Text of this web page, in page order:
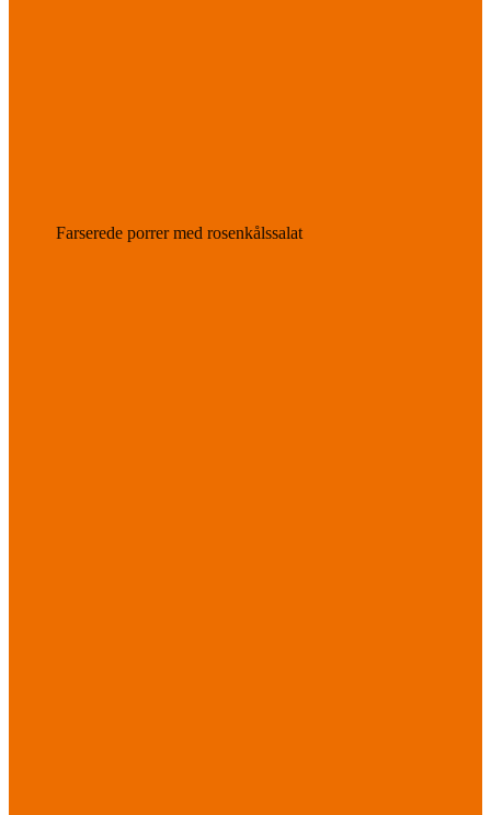
Farserede porrer med rosenkålssalat